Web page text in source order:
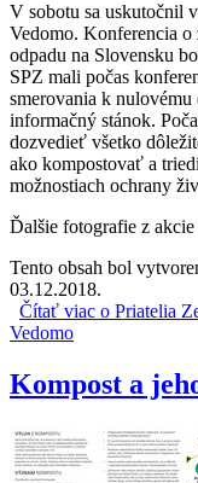
V sobotu sa uskutočnil
Vedomo. Konferencia
odpadu na Slovensku
SPZ mali počas
smerovania k nulovému
informačný stánok.
dozvedieť všetko
ako kompostovať a
možnostiach ochrany
Ďalšie fotografie z akcie
Tento obsah bol
03.12.2018.
Čítať viac o Priatelia
Vedomo
Kompost a